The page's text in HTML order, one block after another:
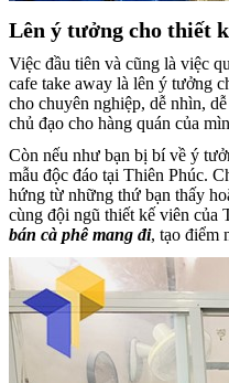
Lên ý tưởng cho thiết
Việc đầu tiên và cũng là việc
cafe take away là lên ý tưởng
cho chuyên nghiệp, dễ nhìn,
chủ đạo cho hàng quán của
Còn nếu như bạn bị bí về ý
mẫu độc đáo tại Thiên Phúc.
hứng từ những thứ bạn thấy
cùng đội ngũ thiết kế viên của
bán cà phê mang đi, tạo điểm